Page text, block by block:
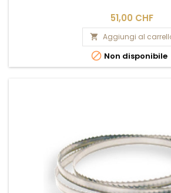
51,00 CHF
 Aggiungi al
 Non disponibile